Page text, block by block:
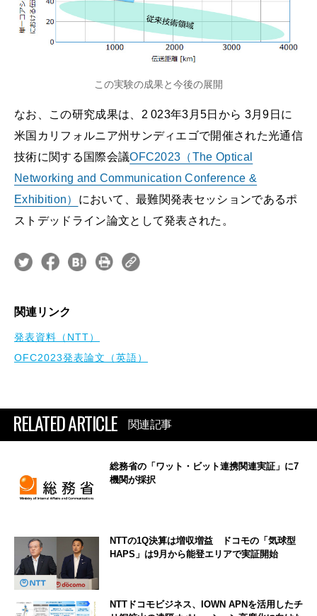
この実験の成果と今後の展開
なお、この研究成果は、2 023年3月5日から 3月9日に
米国カリフォルニア州サンディエゴで開催された光通信
技術に関する国際会議OFC2023（The Optical
Networking and Communication Conference &
Exhibition） において、最難関発表セッションであるポ
ストデッドライン論文として発表された。
関連リンク
発表資料（NTT）
OFC2023発表論文（英語）
RELATED ARTICLE 関連記事
総務省の「ワット・ビット連携関連実証」に7
機関が採択
NTTの1Q決算は増収増益 ドコモの「気球型
HAPS」は9月から能登エリアで実証開始
NTTドコモビジネス、IOWN APNを活用したチ